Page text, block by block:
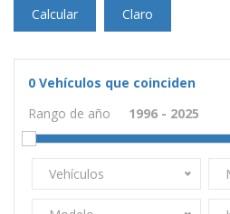
Calcular Claro
0 Vehículos que coinciden
Rango de año
Vehículos